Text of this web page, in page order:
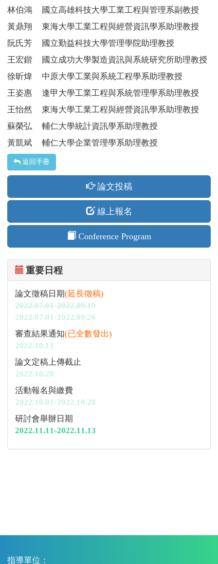
林伯鴻
國立高雄科技大學工業工程與管理系副教授
黃鼎翔 東海大學工業工程與經營資訊學系助理教授
阮氏芳 國立勤益科技大學管理學院助理教授
王宏鍇 國立成功大學製造資訊與系統研究所助理教授
徐昕煒 中原大學工業與系統工程學系助理教授
王姿惠 逢甲大學工業工程與系統管理學系助理教授
王怡然 東海大學工業工程與經營資訊學系助理教授
蘇榮弘 輔仁大學統計資訊學系助理教授
黃凱斌 輔仁大學企業管理學系助理教授
返回手冊
論文投稿
線上報名
Conference Program
重要日程
論文徵稿日期(延長徵稿)
2022.07.01-2022.09.19
2022.07.01-2022.09.26
審查結果通知(已全數發出)
2022.10.11
論文定稿上傳截止
2022.10.28
活動報名與繳費
2022.10.01-2022.10.28
研討會舉辦日期
2022.11.11-2022.11.13
指導單位：